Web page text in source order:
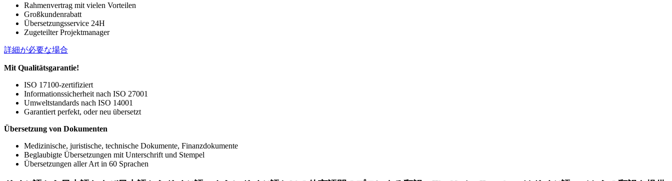
Rahmenvertrag mit vielen Vorteilen
Großkundenrabatt
Übersetzungsservice 24H
Zugeteilter Projektmanager
詳細が必要な場合
Mit Qualitätsgarantie!
ISO 17100-zertifiziert
Informationssicherheit nach ISO 27001
Umweltstandards nach ISO 14001
Garantiert perfekt, oder neu übersetzt
Übersetzung von Dokumenten
Medizinische, juristische, technische Dokumente, Finanzdokumente
Beglaubigte Übersetzungen mit Unterschrift und Stempel
Übersetzungen aller Art in 60 Sprachen